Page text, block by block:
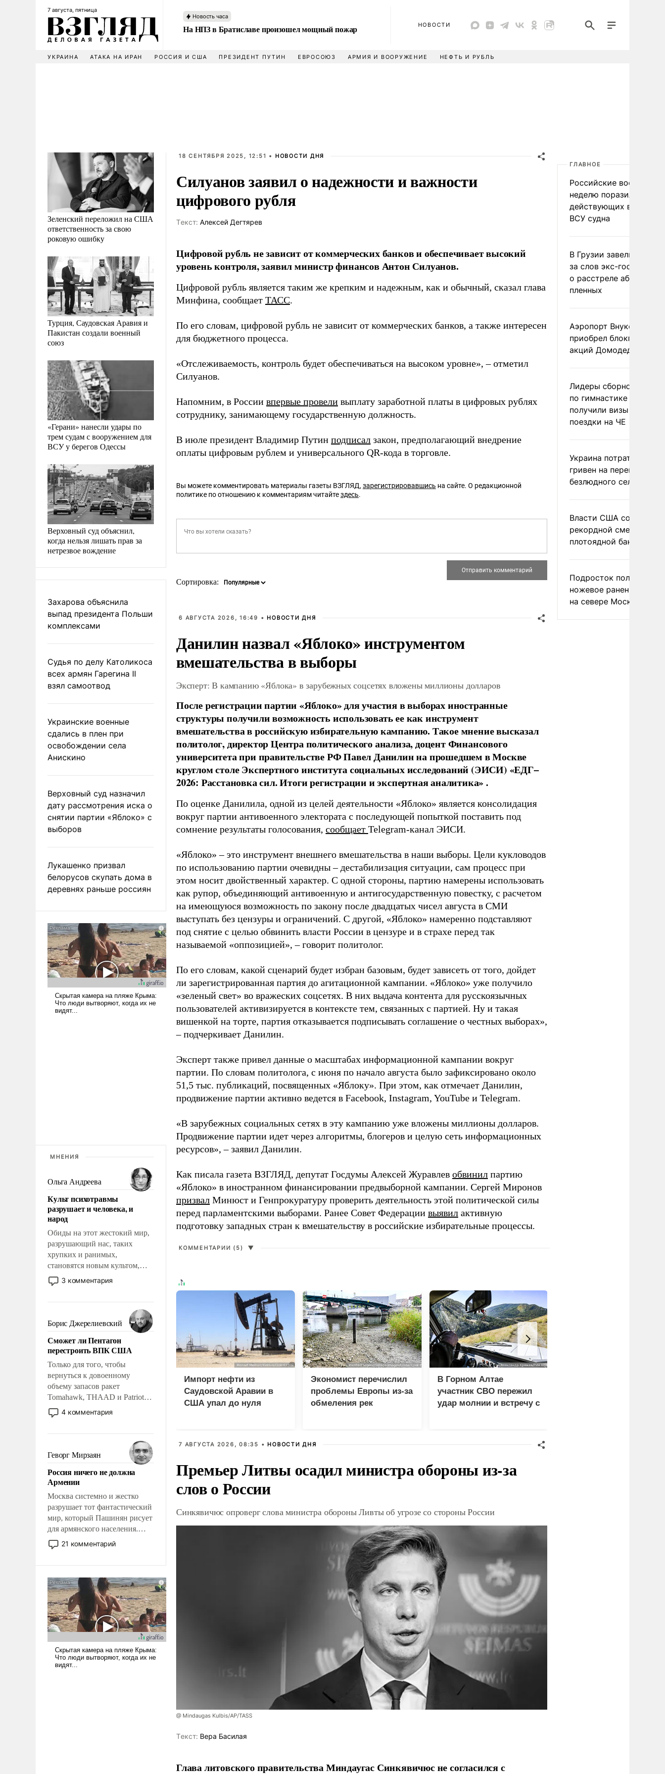
7 августа, пятница
Новость часа
На НПЗ в Братиславе произошел мощный пожар НОВОСТИ
УКРАИНА АТАКА НА ИРАН РОССИЯ И США ПРЕЗИДЕНТ ПУТИН ЕВРОСОЮЗ АРМИЯ И ВООРУЖЕНИЕ НЕФТЬ И РУБЛЬ
Зеленский переложил на США
ответственность за свою
роковую ошибку
Турция, Саудовская Аравия и
Пакистан создали военный
союз
«Герани» нанесли удары по
трем судам с вооружением для
ВСУ у берегов Одессы
Верховный суд объяснил,
когда нельзя лишать прав за
нетрезвое вождение
Захарова объяснила
выпад президента Польши
комплексами
Судья по делу Католикоса
всех армян Гарегина II
взял самоотвод
Украинские военные
сдались в плен при
освобождении села
Анискино
Верховный суд назначил
дату рассмотрения иска о
снятии партии «Яблоко» с
выборов
Лукашенко призвал
белорусов скупать дома в
деревнях раньше россиян
МНЕНИЯ
Ольга Андреева
Культ психотравмы
разрушает и человека, и
народ
Обиды на этот жестокий мир,
разрушающий нас, таких
хрупких и ранимых,
становятся новым культом,
постепенно вытесняя и
отменяя традиционное
мужественным и твердым под
ударами судьбы, брать на себя
ответственность, помогать
слабым, идти вперед и
адаптироваться.
3 комментария
Борис Джерелиевский
Сможет ли Пентагон
перестроить ВПК США
Только для того, чтобы
вернуться к довоенному
объему запасов ракет
Tomahawk, THAAD и Patriot
США потребуется более трех
лет. Даже небольшая война с
Сложившаяся ситуация
означает многолетний период
уязвимости США, например,
перед Китаем.
4 комментария
Геворг Мирзаян
Россия ничего не должна
Армении
Москва системно и жестко
разрушает тот фантастический
мир, который Пашинян рисует
для армянского населения.
Мир, где политические
прожекты будут безусловно
налогоплательщиков и где
Еревану за свои поступки не
нужно отвечать.
21 комментарий
18 СЕНТЯБРЯ 2025, 12:51 • НОВОСТИ ДНЯ
Силуанов заявил о надежности и важности
цифрового рубля
Tекст: Алексей Дегтярев
Цифровой рубль не зависит от коммерческих банков и обеспечивает высокий
уровень контроля, заявил министр финансов Антон Силуанов.
Цифровой рубль является таким же крепким и надежным, как и обычный, сказал глава
Минфина, сообщает ТАСС.
По его словам, цифровой рубль не зависит от коммерческих банков, а также интересен
для бюджетного процесса.
«Отслеживаемость, контроль будет обеспечиваться на высоком уровне», – отметил
Силуанов.
Напомним, в России впервые провели выплату заработной платы в цифровых рублях
сотруднику, занимающему государственную должность.
В июле президент Владимир Путин подписал закон, предполагающий внедрение
оплаты цифровым рублем и универсального QR-кода в торговле.
Вы можете комментировать материалы газеты ВЗГЛЯД, зарегистрировавшись на сайте. О редакционной
политике по отношению к комментариям читайтездесь.
Сортировка:
6 АВГУСТА 2026, 16:49 • НОВОСТИ ДНЯ
Данилин назвал «Яблоко» инструментом
вмешательства в выборы
Эксперт: В кампанию «Яблока» в зарубежных соцсетях вложены миллионы долларов
После регистрации партии «Яблоко» для участия в выборах иностранные
структуры получили возможность использовать ее как инструмент
вмешательства в российскую избирательную кампанию. Такое мнение высказал
политолог, директор Центра политического анализа, доцент Финансового
университета при правительстве РФ Павел Данилин на прошедшем в Москве
круглом столе Экспертного института социальных исследований (ЭИСИ) «ЕДГ–
2026: Расстановка сил. Итоги регистрации и экспертная аналитика» .
По оценке Данилила, одной из целей деятельности «Яблоко» является консолидация
вокруг партии антивоенного электората с последующей попыткой поставить под
сомнение результаты голосования, сообщает Telegram-канал ЭИСИ.
«Яблоко» – это инструмент внешнего вмешательства в наши выборы. Цели кукловодов
по использованию партии очевидны – дестабилизация ситуации, сам процесс при
этом носит двойственный характер. С одной стороны, партию намерены использовать
как рупор, объединяющий антивоенную и антигосударственную повестку, с расчетом
на имеющуюся возможность по закону после двадцатых чисел августа в СМИ
выступать без цензуры и ограничений. С другой, «Яблоко» намеренно подставляют
под снятие с целью обвинить власти России в цензуре и в страхе перед так
называемой «оппозицией», – говорит политолог.
По его словам, какой сценарий будет избран базовым, будет зависеть от того, дойдет
ли зарегистрированная партия до агитационной кампании. «Яблоко» уже получило
«зеленый свет» во вражеских соцсетях. В них выдача контента для русскоязычных
пользователей активизируется в контексте тем, связанных с партией. Ну и такая
вишенкой на торте, партия отказывается подписывать соглашение о честных выборах»,
– подчеркивает Данилин.
Эксперт также привел данные о масштабах информационной кампании вокруг
партии. По словам политолога, с июня по начало августа было зафиксировано около
51,5 тыс. публикаций, посвященных «Яблоку». При этом, как отмечает Данилин,
продвижение партии активно ведется в Facebook, Instagram, YouTube и Telegram.
«В зарубежных социальных сетях в эту кампанию уже вложены миллионы долларов.
Продвижение партии идет через алгоритмы, блогеров и целую сеть информационных
ресурсов», – заявил Данилин.
Как писала газета ВЗГЛЯД, депутат Госдумы Алексей Журавлев обвинил партию
«Яблоко» в иностранном финансировании предвыборной кампании. Сергей Миронов
призвал Минюст и Генпрокуратуру проверить деятельность этой политической силы
перед парламентскими выборами. Ранее Совет Федерации выявил активную
подготовку западных стран к вмешательству в российские избирательные процессы.
КОММЕНТАРИИ (5) ▼
Импорт нефти из
Саудовской Аравии в
США упал до нуля
Экономист перечислил
проблемы Европы из-за
обмеления рек
В Горном Алтае
участник СВО пережил
удар молнии и встречу с
7 АВГУСТА 2026, 08:35 • НОВОСТИ ДНЯ
Премьер Литвы осадил министра обороны из-за
слов о России
Синкявичюс опроверг слова министра обороны Ливты об угрозе со стороны России
@ Mindaugas Kulbis/AP/TASS
Tекст: Вера Басилая
Глава литовского правительства Миндаугас Синкявичюс не согласился с
ГЛАВНОЕ
Российские военные за
неделю поразили 34
действующих в
ВСУ судна
В Грузии завели дело
за слов экс-
о расстреле абхазских
пленных
Аэропорт Внуково
приобрел блокпакет
акций Домодедово
Лидеры сборной
по гимнастике не
получили визы для
поездки на ЧЕ
Украина потратила 1
гривен на
безлюдного села
Власти США сообщили
рекордной смертности
плотоядной бактерии
Подросток получил
ножевое ранение в
на севере Москвы